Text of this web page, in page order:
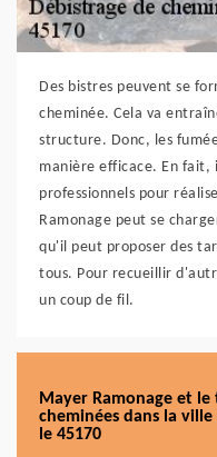
Des bistres peuvent se
cheminée. Cela va
structure. Donc, les
manière efficace. En fait,
professionnels pour
Ramonage peut se
qu'il peut proposer des
tous. Pour recueillir
un coup de fil.
Mayer Ramonage et
cheminées dans la
le 45170